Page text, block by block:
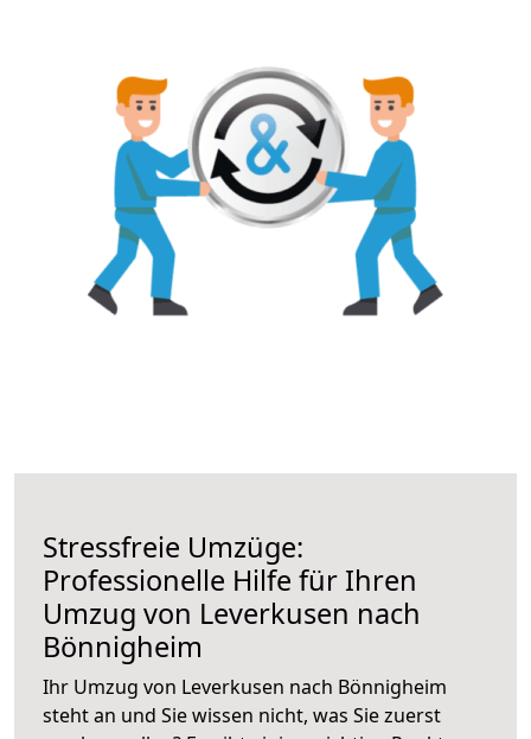
Stressfreie Umzüge:
Professionelle Hilfe für Ihren
Umzug von Leverkusen nach
Bönnigheim
Ihr Umzug von Leverkusen nach Bönnigheim
steht an und Sie wissen nicht, was Sie zuerst